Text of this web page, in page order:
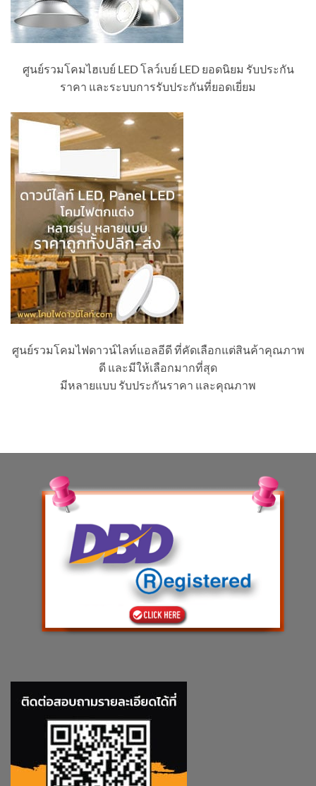
ศูนย์รวมโคมไฮเบย์ LED โลว์เบย์ LED ยอดนิยม รับประกัน
ราคา และระบบการรับประกันที่ยอดเยี่ยม
ศูนย์รวมโคมไฟดาวน์ไลท์แอลอีดี ที่คัดเลือกแต่สินค้าคุณภาพ
ดี และมีให้เลือกมากที่สุด
มีหลายแบบ รับประกันราคา และคุณภาพ